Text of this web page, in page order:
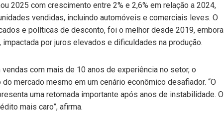
2025 com crescimento entre 2% e 2,6% em relação a 2024,
vendidas, incluindo automóveis e comerciais leves. O
e políticas de desconto, foi o melhor desde 2019, embora
por juros elevados e dificuldades na produção.
com mais de 10 anos de experiência no setor, o
mercado mesmo em um cenário econômico desafiador. “O
uma retomada importante após anos de instabilidade. O
mais caro”, afirma.